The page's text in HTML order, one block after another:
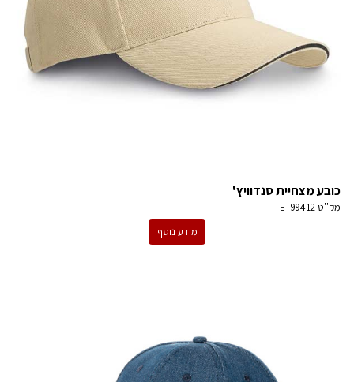
כובע מצחיית סנדוויץ'
מק''טET99412
מידע נוסף